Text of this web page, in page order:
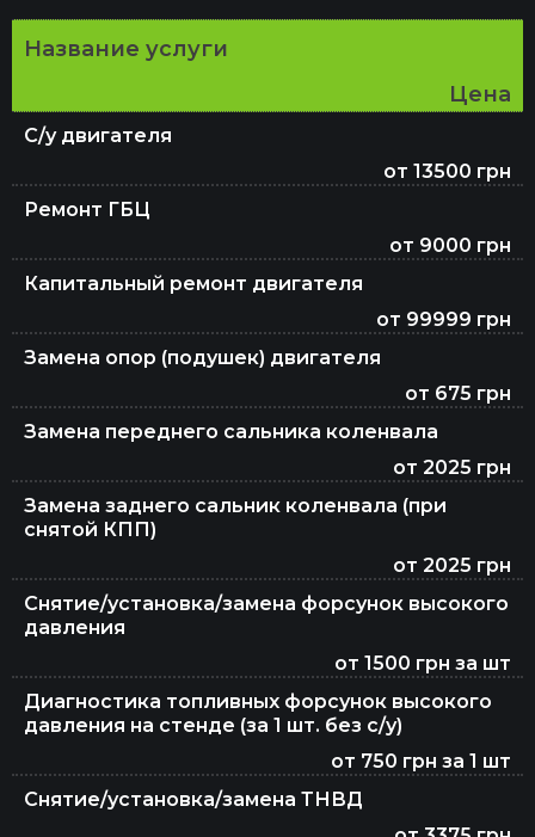
Проточка тормозных дисков
Ремонт АКПП
Регулировка развал-схождения
Диагностика и ремонт рулевой рейки
Ремонт ходовой
Название услуги
Цена
С/у двигателя
от 13500 грн
Ремонт ГБЦ
от 9000 грн
Капитальный ремонт двигателя
от 99999 грн
Замена опор (подушек) двигателя
от 675 грн
Замена переднего сальника коленвала
от 2025 грн
Замена заднего сальник коленвала (при
снятой КПП)
от 2025 грн
Снятие/установка/замена форсунок высокого
давления
от 1500 грн за шт
Диагностика топливных форсунок высокого
давления на стенде (за 1 шт. без с/у)
от 750 грн за 1 шт
Снятие/установка/замена ТНВД